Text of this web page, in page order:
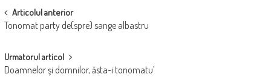
POST
NAVIGATION
Articolul anterior
Tonomat party de(spre) sange albastru
Urmatorul articol
Doamnelor şi domnilor, ăsta-i tonomatu’